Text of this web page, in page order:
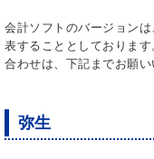
会計ソフトのバージョン
表することとしておりま
合わせは、下記までお願い
弥生